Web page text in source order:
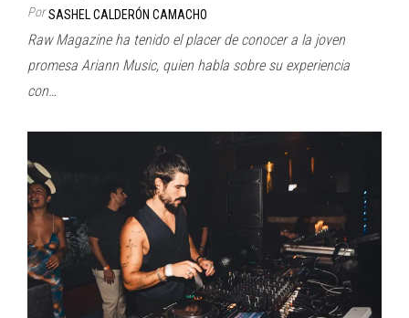
Por SASHEL CALDERÓN CAMACHO
Raw Magazine ha tenido el placer de conocer a la joven
promesa Ariann Music, quien habla sobre su experiencia
con…